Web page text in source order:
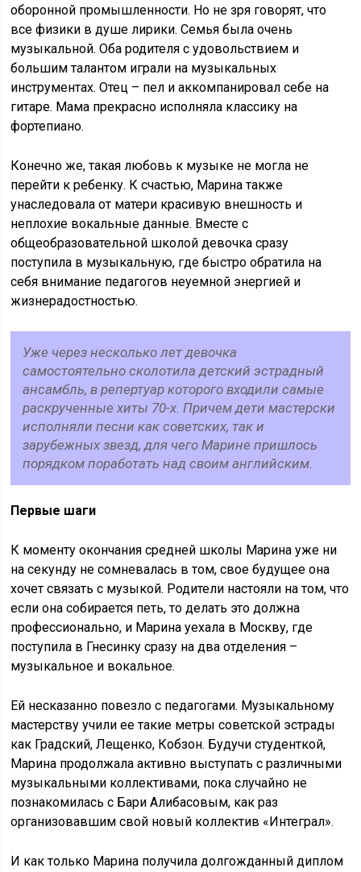
оборонной промышленности. Но не зря говорят, что
все физики в душе лирики. Семья была очень
музыкальной. Оба родителя с удовольствием и
большим талантом играли на музыкальных
инструментах. Отец – пел и аккомпанировал себе на
гитаре. Мама прекрасно исполняла классику на
фортепиано.
Конечно же, такая любовь к музыке не могла не
перейти к ребенку. К счастью, Марина также
унаследовала от матери красивую внешность и
неплохие вокальные данные. Вместе с
общеобразовательной школой девочка сразу
поступила в музыкальную, где быстро обратила на
себя внимание педагогов неуемной энергией и
жизнерадостностью.
Уже через несколько лет девочка
самостоятельно сколотила детский эстрадный
ансамбль, в репертуар которого входили самые
раскрученные хиты 70-х. Причем дети мастерски
исполняли песни как советских, так и
зарубежных звезд, для чего Марине пришлось
порядком поработать над своим английским.
Первые шаги
К моменту окончания средней школы Марина уже ни
на секунду не сомневалась в том, свое будущее она
хочет связать с музыкой. Родители настояли на том, что
если она собирается петь, то делать это должна
профессионально, и Марина уехала в Москву, где
поступила в Гнесинку сразу на два отделения –
музыкальное и вокальное.
Ей несказанно повезло с педагогами. Музыкальному
мастерству учили ее такие метры советской эстрады
как Градский, Лещенко, Кобзон. Будучи студенткой,
Марина продолжала активно выступать с различными
музыкальными коллективами, пока случайно не
познакомилась с Бари Алибасовым, как раз
организовавшим свой новый коллектив «Интеграл».
И как только Марина получила долгожданный диплом